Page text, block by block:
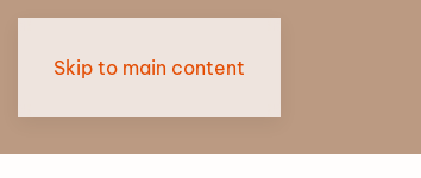
Skip to main content